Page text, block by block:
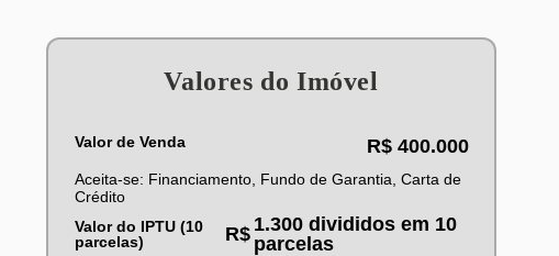
Valores do Imóvel
R$400.000
Valor de Venda
Aceita-se: Financiamento, Fundo de Garantia, Carta de
Crédito
Valor do IPTU (10
parcelas)
R$ 1.300 divididos em 10
parcelas